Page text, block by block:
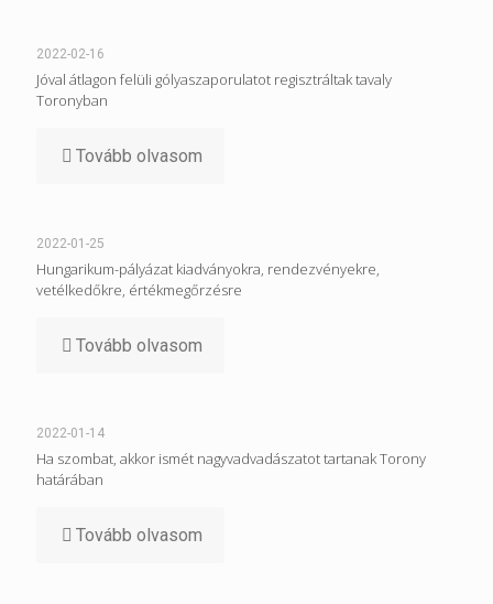
2022-02-16
Jóval átlagon felüli gólyaszaporulatot regisztráltak tavaly
Toronyban
Tovább olvasom
2022-01-25
Hungarikum-pályázat kiadványokra, rendezvényekre,
vetélkedőkre, értékmegőrzésre
Tovább olvasom
2022-01-14
Ha szombat, akkor ismét nagyvadvadászatot tartanak Torony
határában
Tovább olvasom